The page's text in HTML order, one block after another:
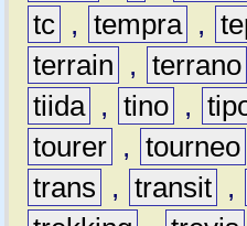
tc , tempra ,
terrain
, terrano
tiida , tino ,
tourer , tourneo
trans
, transit ,